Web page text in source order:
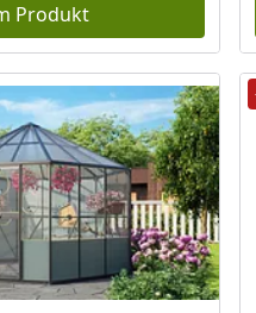
Produkt